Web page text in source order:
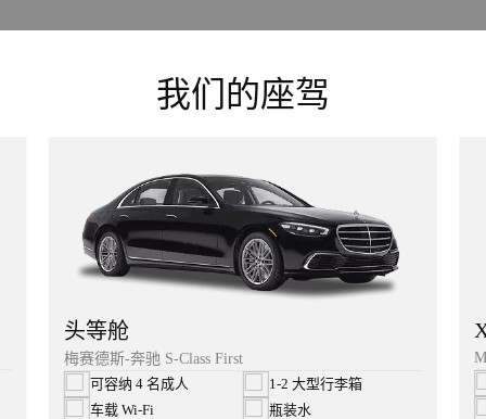
我们的座驾
头等舱
梅赛德斯-奔驰 S-Class First
可容纳 4 名成人
1-2 大型行李箱
车载 Wi‑Fi
瓶装水